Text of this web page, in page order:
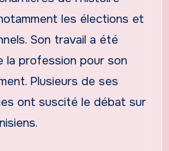
les élections et
Son travail a été
la profession pour son
Plusieurs de ses
ont suscité le débat sur